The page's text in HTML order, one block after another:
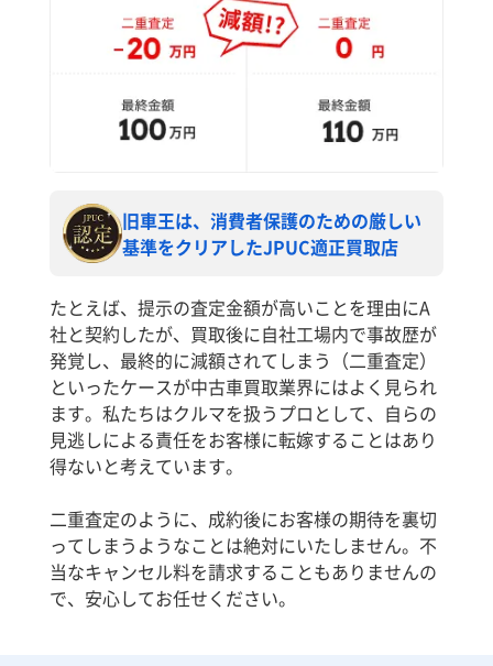
旧車王は、消費者保護のための厳しい
基準をクリアしたJPUC適正買取店
たとえば、提示の査定金額が高いことを理由にA
社と契約したが、買取後に自社工場内で事故歴が
発覚し、最終的に減額されてしまう（二重査定）
といったケースが中古車買取業界にはよく見られ
ます。私たちはクルマを扱うプロとして、自らの
見逃しによる責任をお客様に転嫁することはあり
得ないと考えています。
二重査定のように、成約後にお客様の期待を裏切
ってしまうようなことは絶対にいたしません。不
当なキャンセル料を請求することもありませんの
で、安心してお任せください。